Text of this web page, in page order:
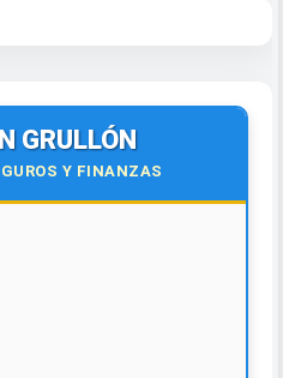
GRULLÓN
Y FINANZAS